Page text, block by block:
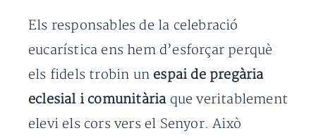
Els responsables de la celebració
eucarística ens hem d’esforçar perquè
els fidels trobin un espai de pregària
eclesial i comunitària que veritablement
elevi els cors vers el Senyor. Això